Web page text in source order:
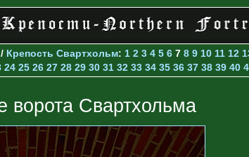
/ Крепость Свартхольм: 1 2 3 4 5 6 7 8 9 10 11 12
24 25 26 27 28 29 30 31 32 33 34 35 36 37 38 39 40
ворота Свартхольма